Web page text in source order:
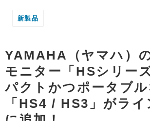
新製品
YAMAHA（ヤマハ）
モニター「HSシリー
パクトかつポータブ
「HS4 / HS3」がラ